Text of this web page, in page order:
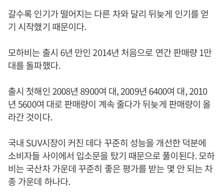
갈수록 인기가 떨어지는 다른 차와 달리 뒤늦게 인기를 얻
기 시작했기 때문이다.
모하비는 출시 6년 만인 2014년 처음으로 연간 판매량 1만
대를 돌파했다.
출시 첫해인 2008년 8900여 대, 2009년 6400여 대, 2010
년 5600여 대로 판매량이 계속 줄다가 뒤늦게 판매량이 올
라간 것이다.
국내 SUV시장이 커진 데다 꾸준히 성능을 개선한 덕분에
소비자들 사이에서 입소문을 탔기 때문으로 풀이된다. 모하
비는 국산차 가운데 꾸준히 좋은 평가를 받는 몇 안 되는 차
종 가운데 하나다.